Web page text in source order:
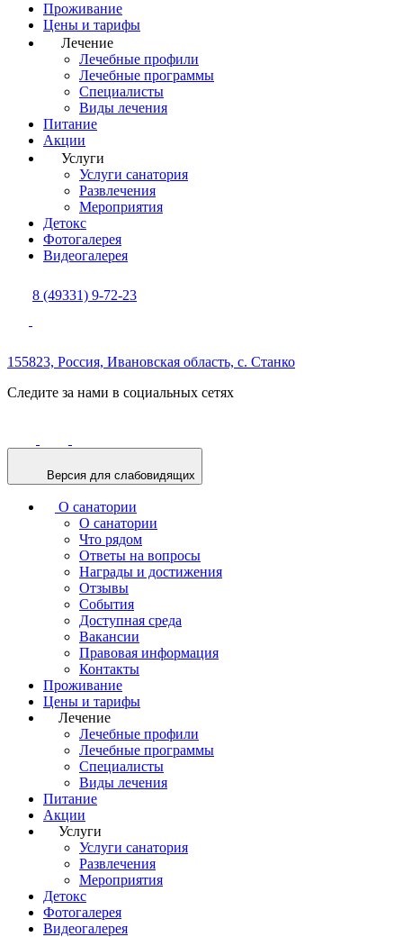
Проживание
Цены и тарифы
Лечение
Лечебные профили
Лечебные программы
Специалисты
Виды лечения
Питание
Акции
Услуги
Услуги санатория
Развлечения
Мероприятия
Детокс
Фотогалерея
Видеогалерея
8 (49331) 9-72-23
155823, Россия, Ивановская область, с. Станко
Следите за нами в социальных сетях
Версия для слабовидящих
О санатории
О санатории
Что рядом
Ответы на вопросы
Награды и достижения
Отзывы
События
Доступная среда
Вакансии
Правовая информация
Контакты
Проживание
Цены и тарифы
Лечение
Лечебные профили
Лечебные программы
Специалисты
Виды лечения
Питание
Акции
Услуги
Услуги санатория
Развлечения
Мероприятия
Детокс
Фотогалерея
Видеогалерея